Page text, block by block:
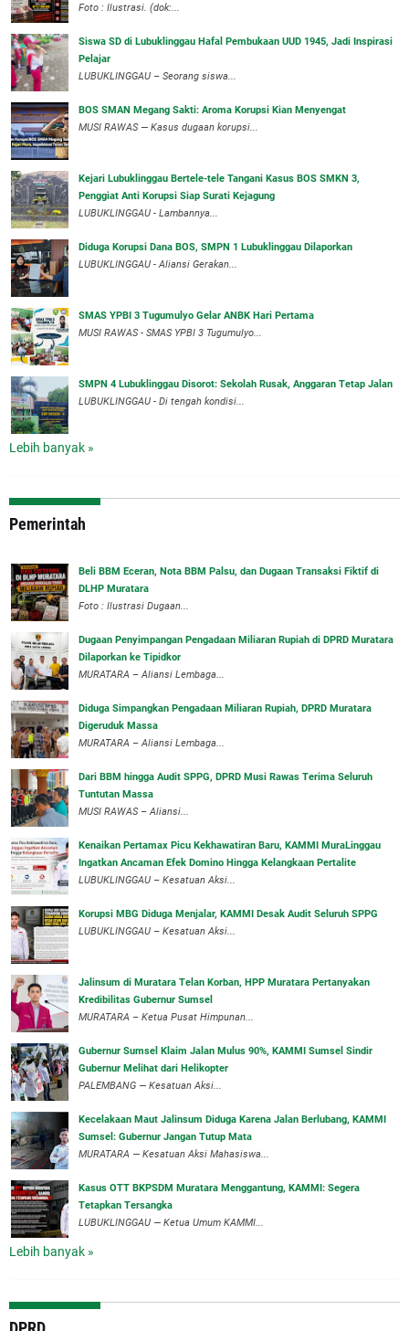
Foto : Ilustrasi. (dok:...
Siswa SD di Lubuklinggau Hafal Pembukaan UUD 1945, Jadi Inspirasi
Pelajar
LUBUKLINGGAU – Seorang siswa...
BOS SMAN Megang Sakti: Aroma Korupsi Kian Menyengat
MUSI RAWAS — Kasus dugaan korupsi...
Kejari Lubuklinggau Bertele-tele Tangani Kasus BOS SMKN 3,
Penggiat Anti Korupsi Siap Surati Kejagung
LUBUKLINGGAU - Lambannya...
Diduga Korupsi Dana BOS, SMPN 1 Lubuklinggau Dilaporkan
LUBUKLINGGAU - Aliansi Gerakan...
SMAS YPBI 3 Tugumulyo Gelar ANBK Hari Pertama
MUSI RAWAS - SMAS YPBI 3 Tugumulyo...
SMPN 4 Lubuklinggau Disorot: Sekolah Rusak, Anggaran Tetap Jalan
LUBUKLINGGAU - Di tengah kondisi...
Lebih banyak »
Pemerintah
‎Beli BBM Eceran, Nota BBM Palsu, dan Dugaan Transaksi Fiktif di
DLHP Muratara
Foto : Ilustrasi Dugaan...
‎Dugaan Penyimpangan Pengadaan Miliaran Rupiah di DPRD Muratara
Dilaporkan ke Tipidkor
‎MURATARA – Aliansi Lembaga...
Diduga Simpangkan Pengadaan Miliaran Rupiah, DPRD Muratara
Digeruduk Massa
‎MURATARA – Aliansi Lembaga...
Dari BBM hingga Audit SPPG, DPRD Musi Rawas Terima Seluruh
Tuntutan Massa
MUSI RAWAS – Aliansi...
‎Kenaikan Pertamax Picu Kekhawatiran Baru, KAMMI MuraLinggau
Ingatkan Ancaman Efek Domino Hingga Kelangkaan Pertalite
‎LUBUKLINGGAU – Kesatuan Aksi...
Korupsi MBG Diduga Menjalar, KAMMI Desak Audit Seluruh SPPG
‎LUBUKLINGGAU – Kesatuan Aksi...
‎Jalinsum di Muratara Telan Korban, HPP Muratara Pertanyakan
Kredibilitas Gubernur Sumsel
MURATARA – Ketua Pusat Himpunan...
‎Gubernur Sumsel Klaim Jalan Mulus 90%, KAMMI Sumsel Sindir
Gubernur Melihat dari Helikopter
‎PALEMBANG — Kesatuan Aksi...
‎Kecelakaan Maut Jalinsum Diduga Karena Jalan Berlubang, KAMMI
Sumsel: Gubernur Jangan Tutup Mata
‎MURATARA — Kesatuan Aksi Mahasiswa...
‎Kasus OTT BKPSDM Muratara Menggantung, KAMMI: Segera
Tetapkan Tersangka
‎LUBUKLINGGAU — Ketua Umum KAMMI...
Lebih banyak »